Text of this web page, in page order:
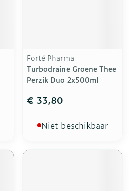
Forté Pharma
Turbodraine Groene Thee
Perzik Duo 2x500ml
€ 33,80
Niet beschikbaar